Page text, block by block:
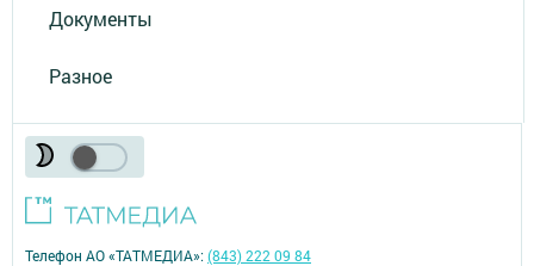
Документы
Разное
Телефон АО «ТАТМЕДИА»:(843) 222 09 84